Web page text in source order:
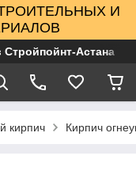
И
Стройпойнт-Астана
кирпич Кирпич